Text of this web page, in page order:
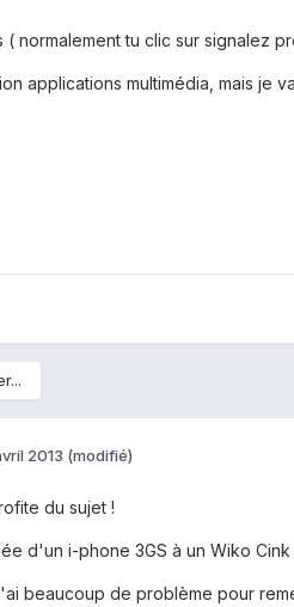
( normalement tu clic sur signalez
applications multimédia, mais je
2013 (modifié)
du sujet !
d'un i-phone 3GS à un Wiko
beaucoup de problème pour